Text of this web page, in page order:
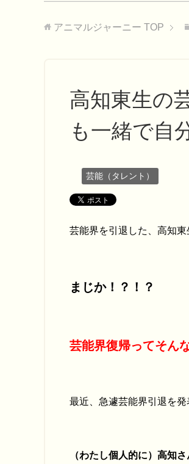
アニマルジャーニー TOP
高知東生の
も一緒で自
芸能（タレント）
芸能界を引退した、高知
まじか！？！？
芸能界復帰ってそん
最近、急遽芸能界引退を
（わたし個人的に）高知